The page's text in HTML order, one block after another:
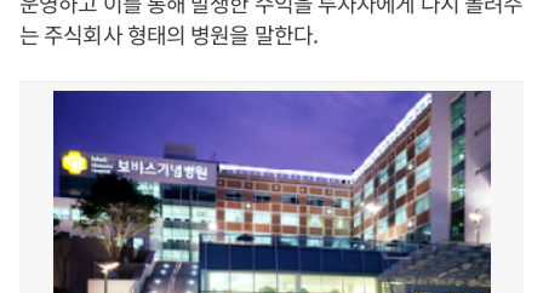
는 주식회사 형태의 병원을 말한다.